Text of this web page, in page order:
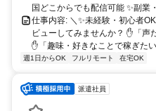
国どこからでも配信可能 ✨副業
仕事内容: ＼✨未経験・初心者
ビューしてみませんか？ ✋「声
✋「趣味・好きなことで稼ぎた
週1日からOK フルリモート 在宅OK
派遣社員